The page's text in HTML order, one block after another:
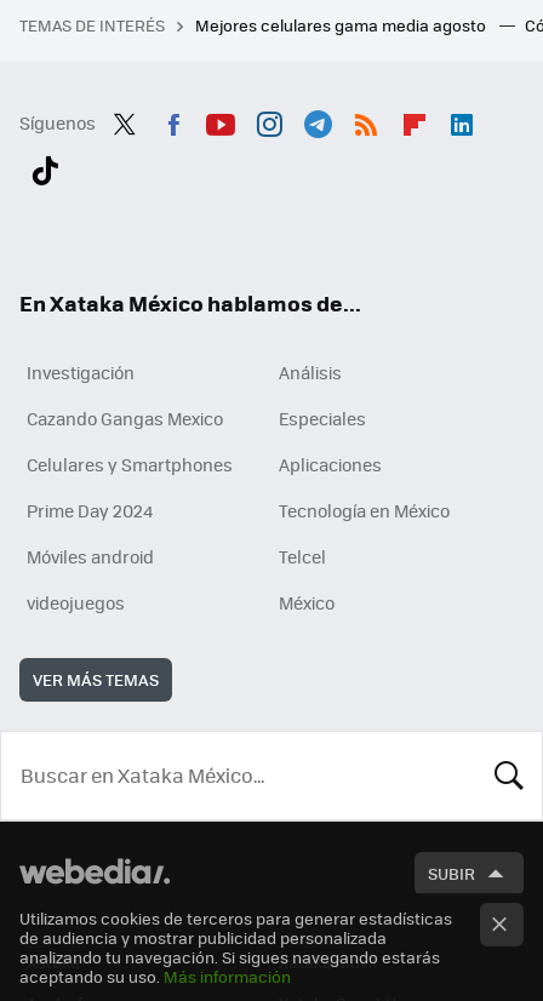
TEMAS DE INTERÉS Mejores celulares gama media agosto
Síguenos
En Xataka México hablamos de...
Investigación
Análisis
Cazando Gangas Mexico
Especiales
Celulares y Smartphones
Aplicaciones
Prime Day 2024
Tecnología en México
Móviles android
Telcel
videojuegos
México
VER MÁS TEMAS
SUBIR
Xataka
Xataka Móvil
Utilizamos cookies de terceros para generar estadísticas
de audiencia y mostrar publicidad personalizada
analizando tu navegación. Si sigues navegando estarás
aceptando su uso. Más información